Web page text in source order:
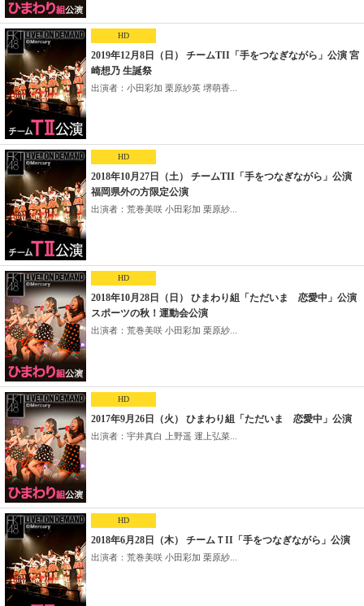
HD
2019年12月8日（日） チームTII「手をつなぎながら」公演 宮
崎想乃 生誕祭
出演者：小田彩加 栗原紗英 堺萌香...
HD
2018年10月27日（土） チームTII「手をつなぎながら」公演
福岡県外の方限定公演
出演者：荒巻美咲 小田彩加 栗原紗...
HD
2018年10月28日（日） ひまわり組「ただいま 恋愛中」公演
スポーツの秋！運動会公演
出演者：荒巻美咲 小田彩加 栗原紗...
HD
2017年9月26日（火） ひまわり組「ただいま 恋愛中」公演
出演者：宇井真白 上野遥 運上弘菜...
HD
2018年6月28日（木） チームＴII「手をつなぎながら」公演
出演者：荒巻美咲 小田彩加 栗原紗...